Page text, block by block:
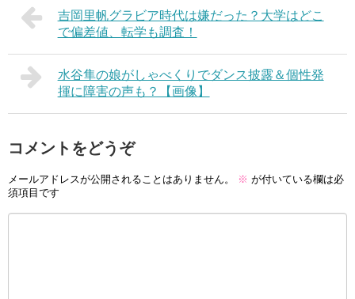
吉岡里帆グラビア時代は嫌だった？大学はどこ
で偏差値、転学も調査！
水谷隼の娘がしゃべくりでダンス披露＆個性発
揮に障害の声も？【画像】
コメントをどうぞ
メールアドレスが公開されることはありません。 ※ が付いている欄は必
須項目です